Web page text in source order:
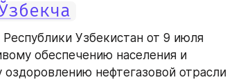
Узбекистан от 9 июля
обеспечению населения и
нефтегазовой отрасли